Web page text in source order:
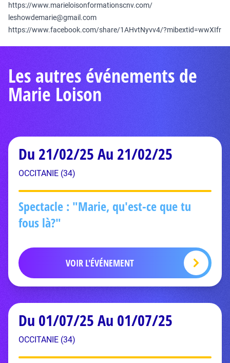
https://www.marieloisonformationscnv.com/
eshowdemarie@gmail.com
https://www.facebook.com/share/1AHvtNyvv4/?mibextid=wwXIfr
Les autres événements de
Marie Loison
Du 21/02/25 Au 21/02/25
OCCITANIE (34)
Spectacle : "Marie, qu'est-ce que tu
fous là?"
VOIR L'ÉVÉNEMENT
Du 01/07/25 Au 01/07/25
OCCITANIE (34)